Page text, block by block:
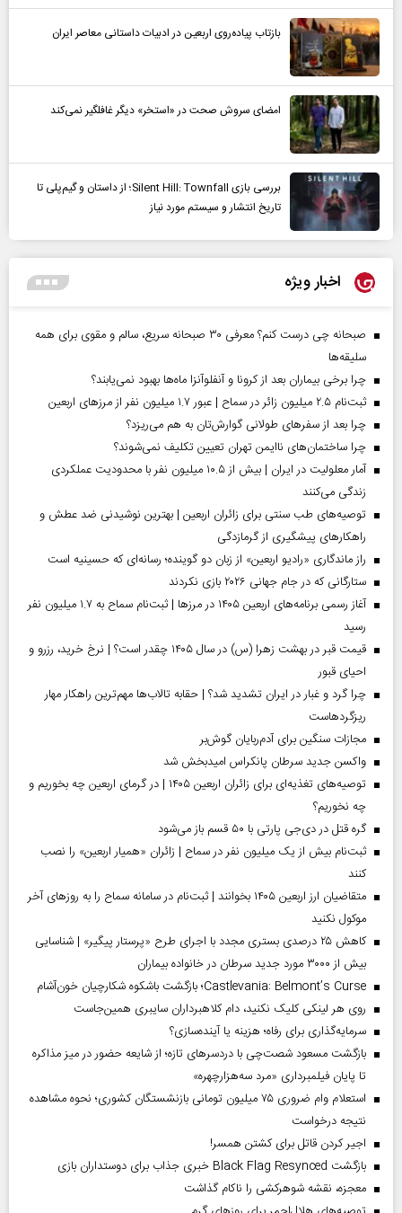
بازتاب پیاده‌روی اربعین در ادبیات داستانی معاصر ایران
امضای سروش صحت در «استخر» دیگر غافلگیر نمی‌کند
بررسی بازی Silent Hill: Townfall؛ از داستان و گیم‌پلی تا
تاریخ انتشار و سیستم مورد نیاز
اخبار ویژه
صبحانه چی درست کنم؟ معرفی ۳۰ صبحانه سریع، سالم و مقوی برای همه
سلیقه‌ها
چرا برخی بیماران بعد از کرونا و آنفلوآنزا ماه‌ها بهبود نمی‌یابند؟
ثبت‌نام ۲.۵ میلیون زائر در سماح | عبور ۱.۷ میلیون نفر از مرز‌های اربعین
چرا بعد از سفرهای طولانی گوارش‌تان به هم می‌ریزد؟
چرا ساختمان‌های ناایمن تهران تعیین تکلیف نمی‌شوند؟
آمار معلولیت در ایران | بیش از ۱۰.۵ میلیون نفر با محدودیت عملکردی
زندگی می‌کنند
توصیه‌های طب سنتی برای زائران اربعین | بهترین نوشیدنی ضد عطش و
راهکارهای پیشگیری از گرمازدگی
راز ماندگاری «رادیو اربعین» از زبان دو گوینده؛ رسانه‌ای که حسینیه است
ستارگانی که در جام جهانی ۲۰۲۶ بازی نکردند
آغاز رسمی برنامه‌های اربعین ۱۴۰۵ در مرز‌ها | ثبت‌نام سماح به ۱.۷ میلیون نفر
رسید
قیمت قبر در بهشت زهرا (س) در سال ۱۴۰۵ چقدر است؟ | نرخ خرید، رزرو و
احیای قبور
چرا گرد و غبار در ایران تشدید شد؟ | حقابه تالاب‌ها مهم‌ترین راهکار مهار
ریزگردهاست
مجازات سنگین برای آدم‌ربایان گوش‌بر
واکسن جدید سرطان پانکراس امیدبخش شد
توصیه‌های تغذیه‌ای برای زائران اربعین ۱۴۰۵ | در گرمای اربعین چه بخوریم و
چه نخوریم؟
گره قتل در دی‌جی پارتی با ۵۰ قسم باز می‌شود
ثبت‌نام بیش از یک میلیون نفر در سماح | زائران «همیار اربعین» را نصب
کنند
متقاضیان ارز اربعین ۱۴۰۵ بخوانند | ثبت‌نام در سامانه سماح را به روز‌های آخر
موکول نکنید
کاهش ۲۵ درصدی بستری مجدد با اجرای طرح «پرستار پیگیر» | شناسایی
بیش از ۳۰۰۰ مورد جدید سرطان در خانواده بیماران
Castlevania: Belmont’s Curse؛ بازگشت باشکوه شکارچیان خون‌آشام
روی هر لینکی کلیک نکنید، دام کلاهبرداران سایبری همین‌جاست
سرمایه‌گذاری برای رفاه؛ هزینه یا آینده‌سازی؟
بازگشت مسعود شصت‌چی با دردسر‌های تازه؛ از شایعه حضور در میز مذاکره
تا پایان فیلمبرداری «مرد سه‌هزارچهره»
استعلام وام ضروری ۷۵ میلیون تومانی بازنشستگان کشوری؛ نحوه مشاهده
نتیجه درخواست
اجیر کردن قاتل برای کشتن همسر!
بازگشت Black Flag Resynced خبری جذاب برای دوستداران بازی
معجزه، نقشه شوهرکشی را ناکام گذاشت